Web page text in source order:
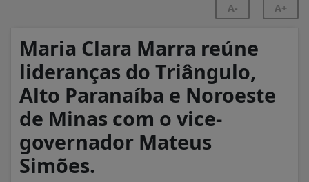
A- A+
Maria Clara Marra reúne
lideranças do Triângulo,
Alto Paranaíba e Noroeste
de Minas com o vice-
governador Mateus
Simões.